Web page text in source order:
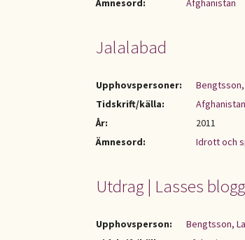
Ämnesord:
Afghanistan
Jalalabad
Upphovspersoner:
Tidskrift/källa:
År:
2011
Ämnesord:
Idrott och
Utdrag | Lasses blogg
Upphovsperson:
Bengtsson,